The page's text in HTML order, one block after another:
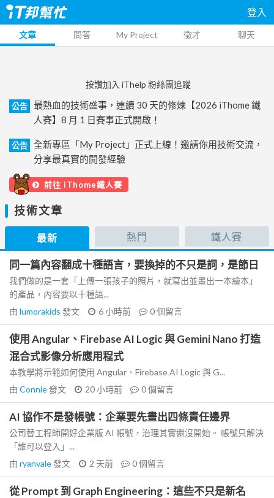
登入
文章 問答 My Project 徵才 聊天
按讚加入 iThelp 粉絲團追蹤
公告
最熱血的技術盛事，連續 30 天的修煉【2026 iThome 鐵
人賽】8 月 1 日賽事正式開啟！
公告
全新專區「My Project」正式上線！邀請你用技術交流，
分享最真實的開發經驗
前往 iThome鐵人賽
技術文章
最新 熱門 鐵人賽
同一篇內容翻成十種語言，要換掉的不只是詞，是節日
我們做的是一套「上傳一張孩子的照片，就寫出並畫出一本繪本」
的產品，內容要以十種語...
由 lumorakids 發文 6 小時前 0個留言
使用 Angular、Firebase AI Logic 與 Gemini Nano 打造
混合式影像分析應用程式
本教學將示範如何使用 Angular、Firebase AI Logic 與 G...
由 Connie發文 20 小時前 0個留言
AI 協作不是發帳號：企業要先畫出四條責任邊界
公司替工程師開好企業版 AI 帳號，治理其實還沒開始。 帳號只解決
「誰可以登入」...
由 ryanvale發文 2 天前 0個留言
從 Prompt 到 Graph Engineering：這些不只是新名